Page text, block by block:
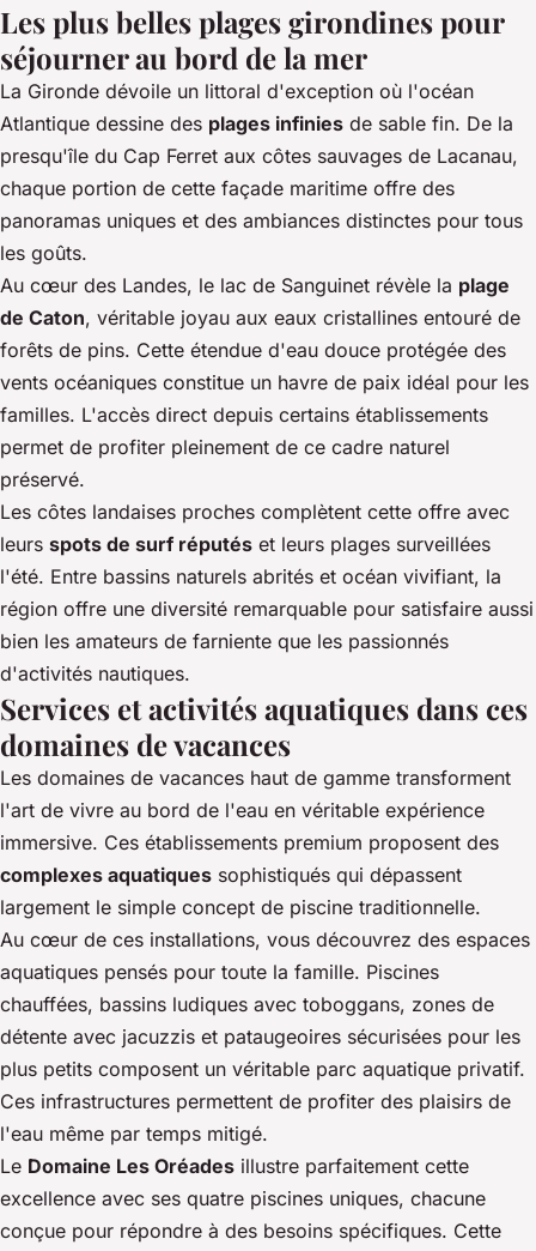
Les plus belles plages girondines pour
séjourner au bord de la mer
La Gironde dévoile un littoral d'exception où l'océan
Atlantique dessine des plages infinies de sable fin. De la
presqu'île du Cap Ferret aux côtes sauvages de Lacanau,
chaque portion de cette façade maritime offre des
panoramas uniques et des ambiances distinctes pour tous
les goûts.
Au cœur des Landes, le lac de Sanguinet révèle la plage
de Caton, véritable joyau aux eaux cristallines entouré de
forêts de pins. Cette étendue d'eau douce protégée des
vents océaniques constitue un havre de paix idéal pour les
familles. L'accès direct depuis certains établissements
permet de profiter pleinement de ce cadre naturel
préservé.
Les côtes landaises proches complètent cette offre avec
leurs spots de surf réputés et leurs plages surveillées
l'été. Entre bassins naturels abrités et océan vivifiant, la
région offre une diversité remarquable pour satisfaire aussi
bien les amateurs de farniente que les passionnés
d'activités nautiques.
Services et activités aquatiques dans ces
domaines de vacances
Les domaines de vacances haut de gamme transforment
l'art de vivre au bord de l'eau en véritable expérience
immersive. Ces établissements premium proposent des
complexes aquatiques sophistiqués qui dépassent
largement le simple concept de piscine traditionnelle.
Au cœur de ces installations, vous découvrez des espaces
aquatiques pensés pour toute la famille. Piscines
chauffées, bassins ludiques avec toboggans, zones de
détente avec jacuzzis et pataugeoires sécurisées pour les
plus petits composent un véritable parc aquatique privatif.
Ces infrastructures permettent de profiter des plaisirs de
l'eau même par temps mitigé.
Le Domaine Les Oréades illustre parfaitement cette
excellence avec ses quatre piscines uniques, chacune
conçue pour répondre à des besoins spécifiques. Cette